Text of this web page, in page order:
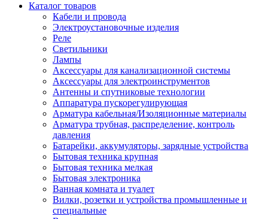
Каталог товаров
Кабели и провода
Электроустановочные изделия
Реле
Светильники
Лампы
Аксессуары для канализационной системы
Аксессуары для электроинструментов
Антенны и спутниковые технологии
Аппаратура пускорегулирующая
Арматура кабельная/Изоляционные материалы
Арматура трубная, распределение, контроль
давления
Батарейки, аккумуляторы, зарядные устройства
Бытовая техника крупная
Бытовая техника мелкая
Бытовая электроника
Ванная комната и туалет
Вилки, розетки и устройства промышленные и
специальные